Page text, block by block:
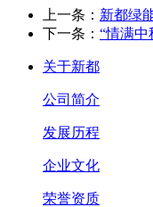
上一条： 新都绿
下一条： “情满中
关于新都
公司简介
发展历程
企业文化
荣誉资质